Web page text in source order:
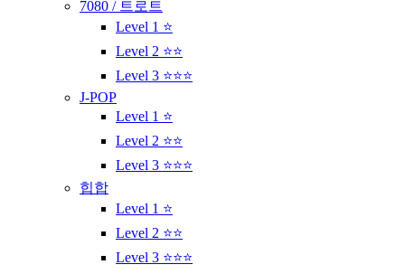
7080 / 트로트
Level 1 ⭐
Level 2 ⭐⭐
Level 3 ⭐⭐⭐
J-POP
Level 1 ⭐
Level 2 ⭐⭐
Level 3 ⭐⭐⭐
힙합
Level 1 ⭐
Level 2 ⭐⭐
Level 3 ⭐⭐⭐